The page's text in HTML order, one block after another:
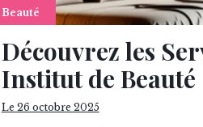
Beauté
Découvrez les
Institut de Beauté
Le 26 octobre 2025